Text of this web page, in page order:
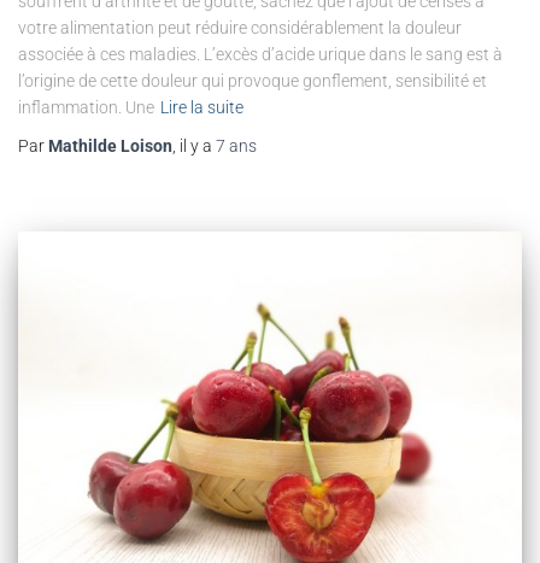
votre alimentation peut réduire considérablement la douleur
associée à ces maladies. L’excès d’acide urique dans le sang est à
l’origine de cette douleur qui provoque gonflement, sensibilité et
inflammation. Une Lire la suite
Par Mathilde Loison , il y a 7 ans